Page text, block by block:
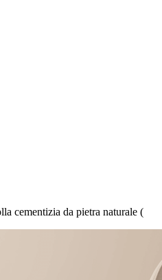
cementizia da pietra naturale (